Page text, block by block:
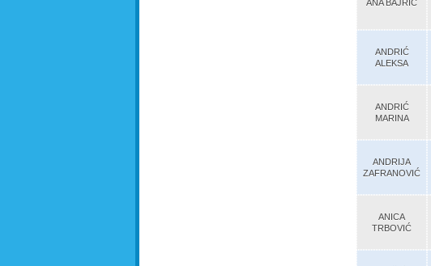
ANA BAJRIĆ
ANDRIĆ
ALEKSA
ANDRIĆ
MARINA
ANDRIJA
ZAFRANOVIĆ
ANICA
TRBOVIĆ